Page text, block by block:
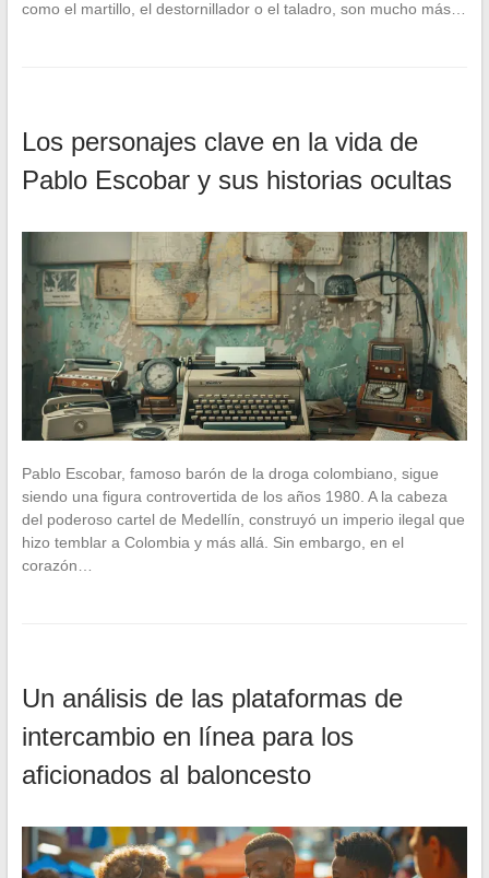
como el martillo, el destornillador o el taladro, son mucho más…
Los personajes clave en la vida de
Pablo Escobar y sus historias ocultas
Pablo Escobar, famoso barón de la droga colombiano, sigue
siendo una figura controvertida de los años 1980. A la cabeza
del poderoso cartel de Medellín, construyó un imperio ilegal que
hizo temblar a Colombia y más allá. Sin embargo, en el
corazón…
Un análisis de las plataformas de
intercambio en línea para los
aficionados al baloncesto